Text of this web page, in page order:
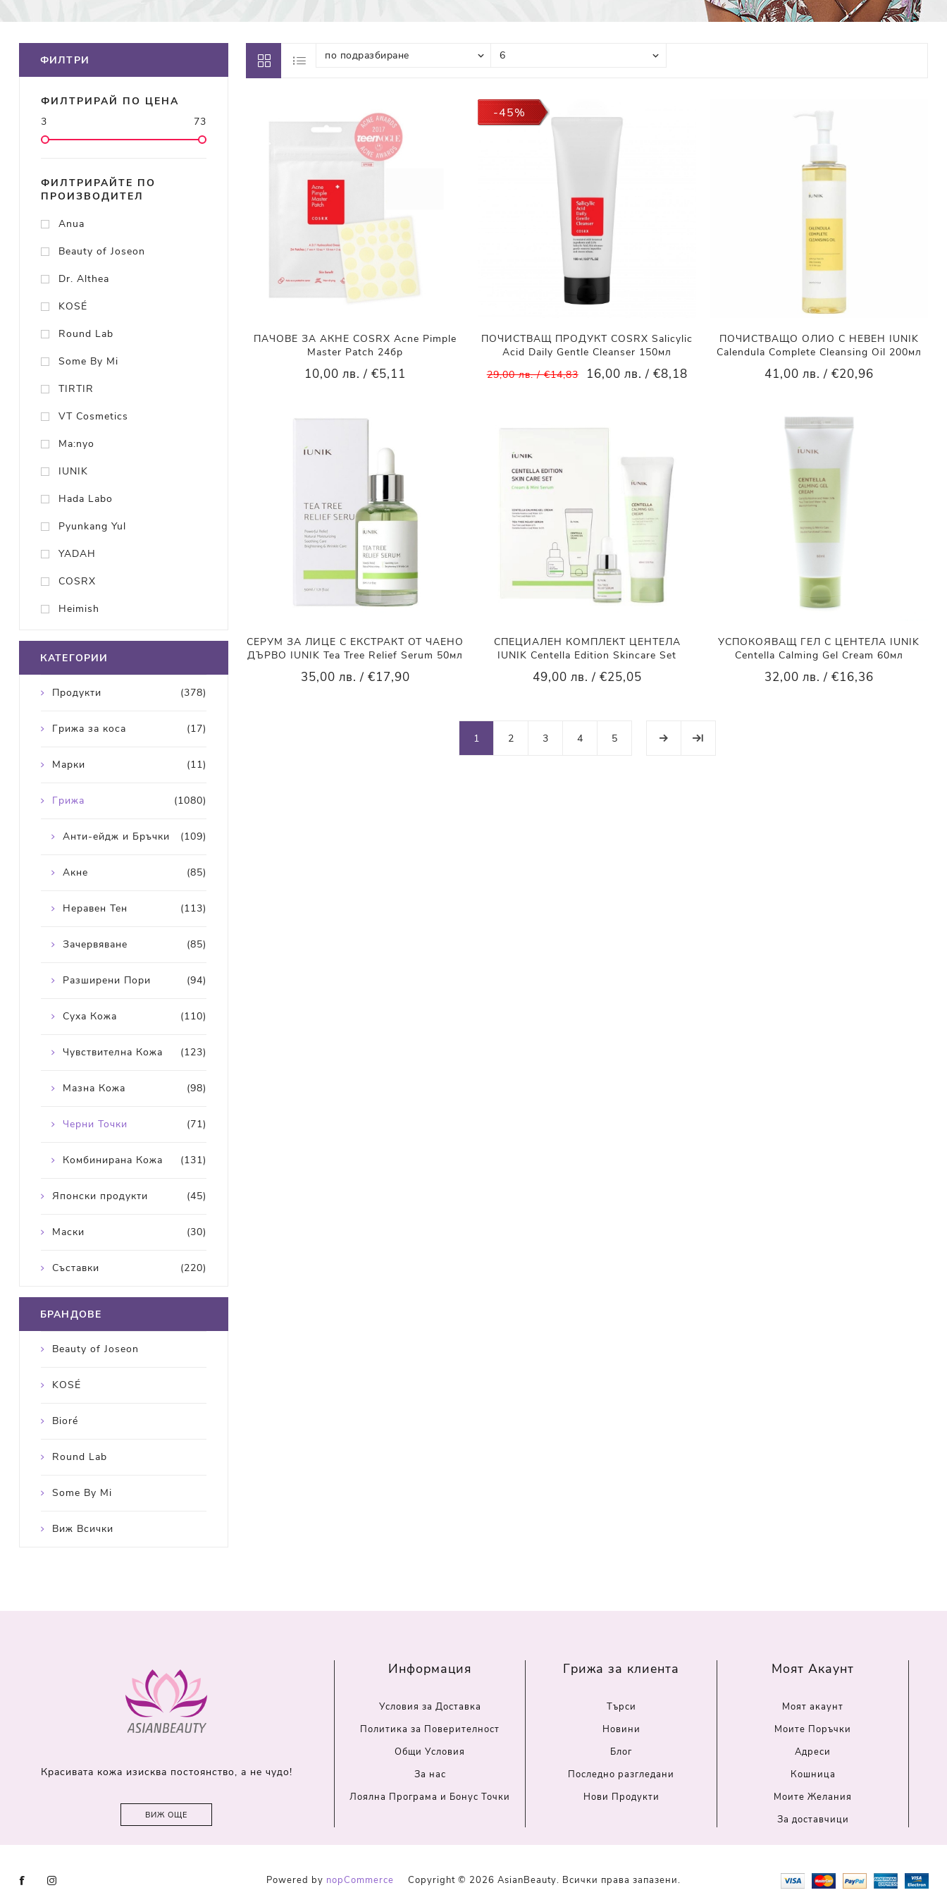
Витамин Е
Ретинол
ПАЧОВЕ ЗА АКНЕ COSRX Acne Pimple
Master Patch 24бр
10,00 лв. / €5,11
-45%
ПОЧИСТВАЩ ПРОДУКТ COSRX Salicylic
Acid Daily Gentle Cleanser 150мл
29,00 лв. / €14,83
16,00 лв. / €8,18
ПОЧИСТВАЩО ОЛИО С НЕВЕН IUNIK
Calendula Complete Cleansing Oil 200мл
41,00 лв. / €20,96
СЕРУМ ЗА ЛИЦЕ С ЕКСТРАКТ ОТ ЧАЕНО
ДЪРВО IUNIK Tea Tree Relief Serum 50мл
35,00 лв. / €17,90
СПЕЦИАЛЕН КОМПЛЕКТ ЦЕНТЕЛА
IUNIK Centella Edition Skincare Set
49,00 лв. / €25,05
УСПОКОЯВАЩ ГЕЛ С ЦЕНТЕЛА IUNIK
Centella Calming Gel Cream 60мл
32,00 лв. / €16,36
1 2 3 4 5
ФИЛТРИ
ФИЛТРИРАЙ ПО ЦЕНА
3
73
ФИЛТРИРАЙТЕ ПО
ПРОИЗВОДИТЕЛ
Anua
Beauty of Joseon
Dr. Althea
KOSÉ
Round Lab
Some By Mi
TIRTIR
VT Cosmetics
Ma:nyo
IUNIK
Hada Labo
Pyunkang Yul
YADAH
COSRX
Heimish
КАТЕГОРИИ
(378)
Продукти
(17)
Грижа за коса
(11)
Марки
(1080)
Грижа
(109)
Анти-ейдж и Бръчки
(85)
Акне
(113)
Неравен Тен
(85)
Зачервяване
(94)
Разширени Пори
(110)
Суха Кожа
(123)
Чувствителна Кожа
(98)
Мазна Кожа
(71)
Черни Точки
(131)
Комбинирана Кожа
(45)
Японски продукти
(30)
Маски
(220)
Съставки
БРАНДОВЕ
Beauty of Joseon
KOSÉ
Bioré
Round Lab
Some By Mi
Виж Всички
Красивата кожа изисква постоянство, а не чудо!
ВИЖ ОЩЕ
Информация
Условия за Доставка
Политика за Поверителност
Общи Условия
За нас
Лоялна Програма и Бонус Точки
Грижа за клиента
Търси
Новини
Блог
Последно разгледани
Нови Продукти
Моят Акаунт
Моят акаунт
Моите Поръчки
Адреси
Кошница
Моите Желания
За доставчици
Powered by nopCommerce Copyright © 2026 AsianBeauty. Всички права запазени.